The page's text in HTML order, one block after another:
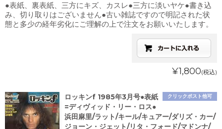
●表紙、裏表紙、三方にキズ、カスレ●三方に淡いヤケ●書き込
み、切り取りはございません●古い雑誌ですので明記された状
態と多少の経年劣化にご理解の上で注文をお願いいたします。
¥1,800(税込)
クリックポスト他可
ロッキンf 1985年3月号●表紙
=ディヴィッド・リー・ロス●
浜田麻里/ラット/キール/キュアー/ダリズ・カー/
ジョーン・ジェット/リタ・フォード/マドンナ/